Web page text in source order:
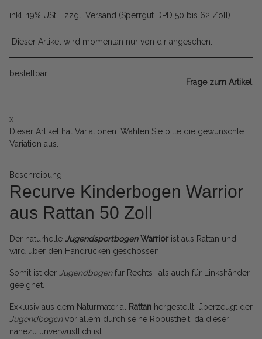
inkl. 19% USt. , zzgl. Versand (Sperrgut DPD 50 bis 62 Zoll)
Dieser Artikel wird momentan nur von dir angesehen.
bestellbar
Frage zum Artikel
x
Dieser Artikel hat Variationen. Wählen Sie bitte die gewünschte
Variation aus.
Beschreibung
Recurve Kinderbogen Warrior
aus Rattan 50 Zoll
Der naturhelle Jugendsportbogen Warrior ist aus Rattan und
wird über den Handrücken geschossen.
Somit ist der Jugendbogenfür Rechts- als auch für Linkshänder
geeignet.
Exklusiv aus dem Naturmaterial Rattan hergestellt, überzeugt der
Jugendbogenvor allem durch seine Robustheit, da dieser
nahezu unverwüstlich ist.